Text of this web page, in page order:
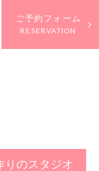
ご予約フォーム
RESERVATION
りのスタジオ